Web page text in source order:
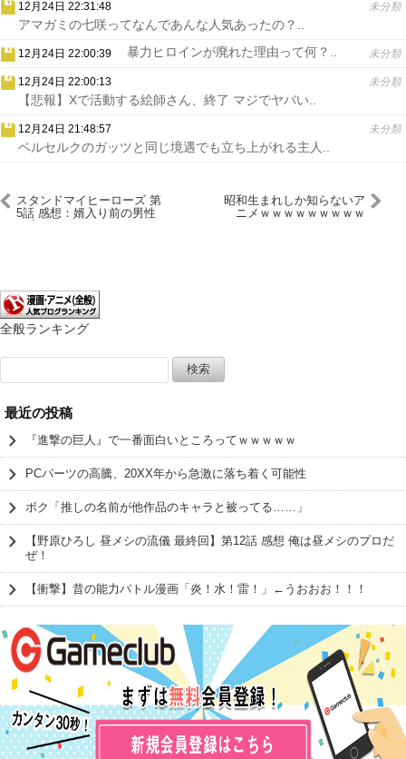
12月24日 22:31:48 未分類
アマガミの七咲ってなんであんな人気あったの？..
12月24日 22:00:39 未分類
暴力ヒロインが廃れた理由って何？..
12月24日 22:00:13 未分類
【悲報】Xで活動する絵師さん、終了 マジでヤバい..
12月24日 21:48:57 未分類
ベルセルクのガッツと同じ境遇でも立ち上がれる主人..
スタンドマイヒーローズ 第
5話 感想：婿入り前の男性
昭和生まれしか知らないア
ニメｗｗｗｗｗｗｗｗｗ
全般ランキング
索:
最近の投稿
『進撃の巨人』で一番面白いところってｗｗｗｗｗ
PCパーツの高騰、20XX年から急激に落ち着く可能性
ボク「推しの名前が他作品のキャラと被ってる……」
【野原ひろし 昼メシの流儀 最終回】第12話 感想 俺は昼メシのプロだ
ぜ！
【衝撃】昔の能力バトル漫画「炎！水！雷！」←うおおお！！！